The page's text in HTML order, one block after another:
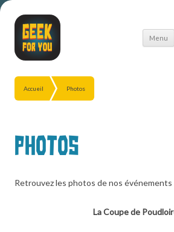
Menu
Accueil Photos
Photos
Retrouvez les photos de nos
La Coupe de